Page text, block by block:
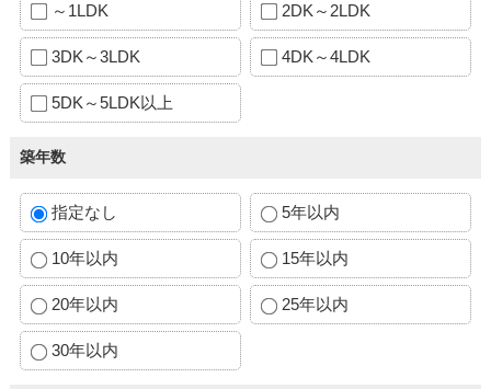
～1LDK 2DK～2LDK
3DK～3LDK 4DK～4LDK
5DK～5LDK以上
築年数
指定なし 5年以内
10年以内 15年以内
20年以内 25年以内
30年以内